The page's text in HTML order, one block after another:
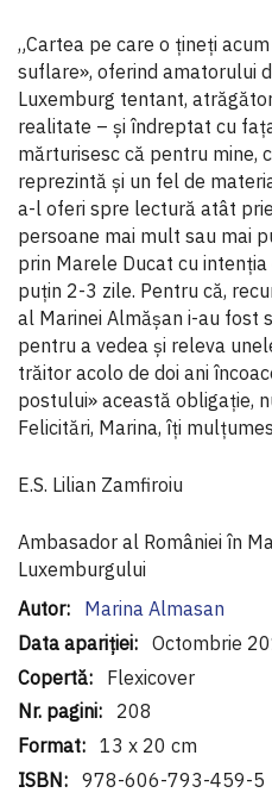
„Cartea pe care o țineți
suflare», oferind amatorului
Luxemburg tentant,
realitate – și îndreptat cu
mărturisesc că pentru mine,
reprezintă și un fel de
a-l oferi spre lectură atât
persoane mai mult sau mai
prin Marele Ducat cu
puțin 2-3 zile. Pentru că,
al Marinei Almășan i-au fost
pentru a vedea și releva
trăitor acolo de doi ani
postului» această obligație,
Felicitări, Marina, îți
E.S. Lilian Zamfiroiu
Ambasador al României în
Luxemburgului
Informaţii
suplimentare
Marina Almasan
Octombrie
Flexicover
208
13 x 20 cm
978-606-793-459-5